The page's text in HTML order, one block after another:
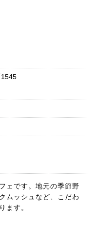
ェです。地元の季節野
ムッシュなど、こだわ
ます。